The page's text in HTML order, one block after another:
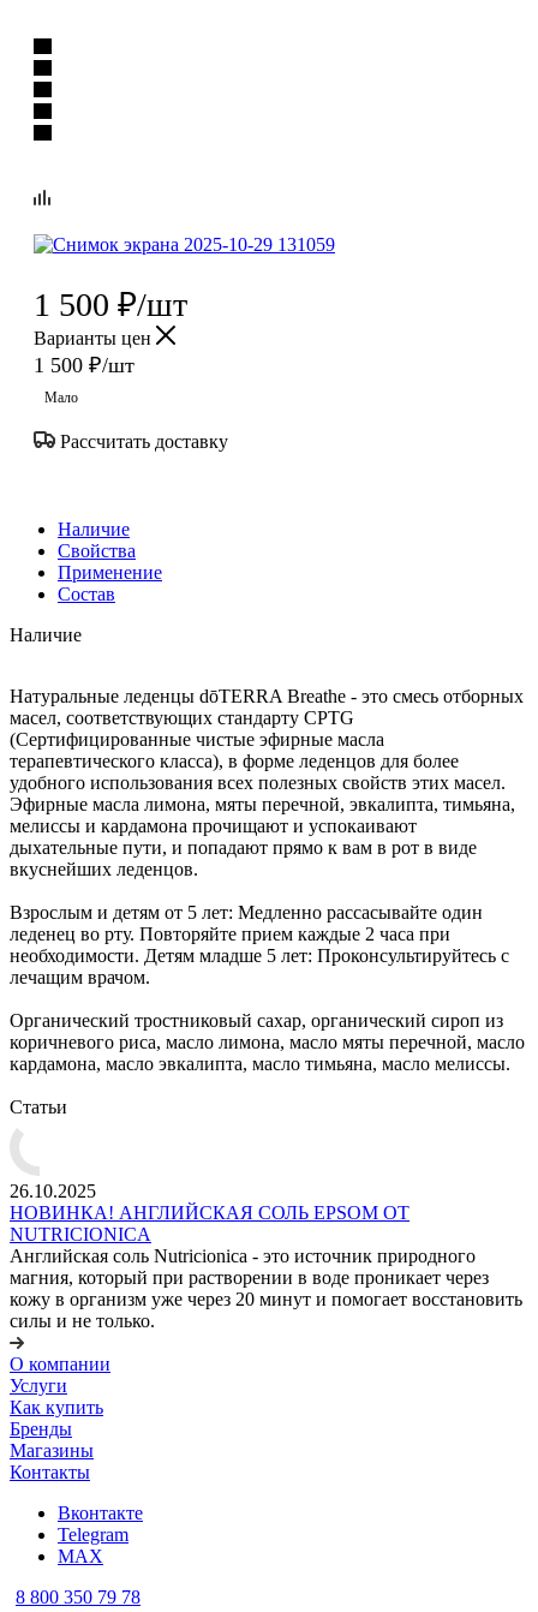
1 500 ₽/шт
Варианты цен
1 500 ₽/шт
Мало
Рассчитать доставку
Наличие
Свойства
Применение
Состав
Наличие
Натуральные леденцы dōTERRA Breathe - это смесь отборных
масел, соответствующих стандарту CPTG
(Сертифицированные чистые эфирные масла
терапевтического класса), в форме леденцов для более
удобного использования всех полезных свойств этих масел.
Эфирные масла лимона, мяты перечной, эвкалипта, тимьяна,
мелиссы и кардамона прочищают и успокаивают
дыхательные пути, и попадают прямо к вам в рот в виде
вкуснейших леденцов.
Взрослым и детям от 5 лет: Медленно рассасывайте один
леденец во рту. Повторяйте прием каждые 2 часа при
необходимости. Детям младше 5 лет: Проконсультируйтесь с
лечащим врачом.
Органический тростниковый сахар, органический сироп из
коричневого риса, масло лимона, масло мяты перечной, масло
кардамона, масло эвкалипта, масло тимьяна, масло мелиссы.
Статьи
26.10.2025
НОВИНКА! АНГЛИЙСКАЯ СОЛЬ EPSOM ОТ
NUTRICIONICA
Английская соль Nutricionica - это источник природного
магния, который при растворении в воде проникает через
кожу в организм уже через 20 минут и помогает восстановить
силы и не только.
О компании
Услуги
Как купить
Бренды
Магазины
Контакты
Вконтакте
Telegram
MAX
8 800 350 79 78